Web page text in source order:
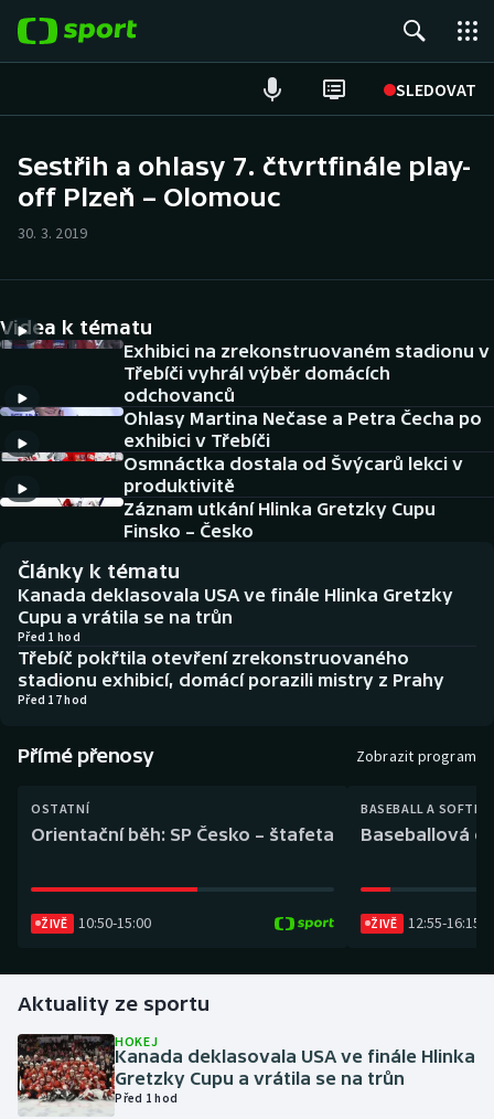
SLEDOVAT
Hokej
Cyklistika
DALŠÍ SPORTY
Americký fotbal
Baseball a softbal
Basketbal
Biatlon
Boby a skeleton
Dostihy
Futsal
Gymnastika
Házená
NEPŘEHLÉDNĚTE
Soutěže
Historické návraty
Aplikace ČT sport
AZ kvíz
Sestřih a ohlasy 7. čtvrtfinále play-
off Plzeň – Olomouc
30. 3. 2019
Videa k tématu
Exhibici na zrekonstruovaném stadionu v
Třebíči vyhrál výběr domácích
odchovanců
Ohlasy Martina Nečase a Petra Čecha po
exhibici v Třebíči
Osmnáctka dostala od Švýcarů lekci v
produktivitě
Záznam utkání Hlinka Gretzky Cupu
Finsko – Česko
Články k tématu
Kanada deklasovala USA ve finále Hlinka Gretzky
Cupu a vrátila se na trůn
Před 1 hod
Třebíč pokřtila otevření zrekonstruovaného
stadionu exhibicí, domácí porazili mistry z Prahy
Před 17 hod
Přímé přenosy Zobrazit program
OSTATNÍ
Orientační běh: SP Česko – štafeta
ŽIVĚ 10:50-15:00
BASEBALL A
Baseballová
ŽIVĚ 12:55-16:15
Aktuality ze sportu
HOKEJ
Kanada deklasovala USA ve finále Hlinka
Gretzky Cupu a vrátila se na trůn
Před 1 hod